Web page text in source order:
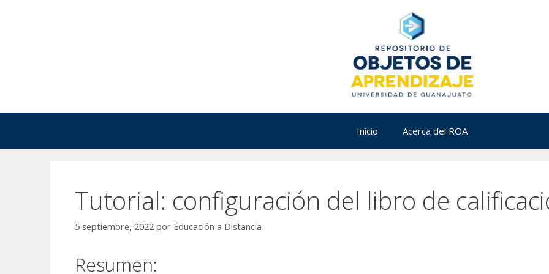
Inicio Acerca del ROA
Tutorial: configuración del libro de
5 septiembre, 2022 por Educación a Distancia
Resumen: